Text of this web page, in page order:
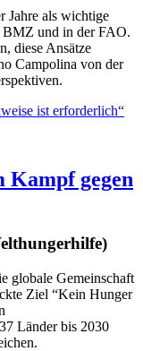
Jahre als wichtige
BMZ und in der FAO.
diese Ansätze
Campolina von der
ist erforderlich“
Kampf gegen
globale Gemeinschaft
Ziel “Kein Hunger
Länder bis 2030